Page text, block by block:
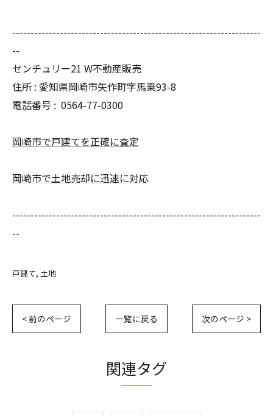
--------------------------------------------------------------------
--
センチュリー21 W不動産販売
住所 : 愛知県岡崎市矢作町字馬乗93-8
電話番号 : 0564-77-0300
岡崎市で戸建てを正確に査定
岡崎市で土地売却に迅速に対応
--------------------------------------------------------------------
--
戸建て 土地
< 前のページ 一覧に戻る 次のページ >
関連タグ